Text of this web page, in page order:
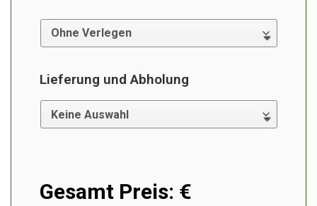
Lieferung und Abholung
Gesamt Preis: €